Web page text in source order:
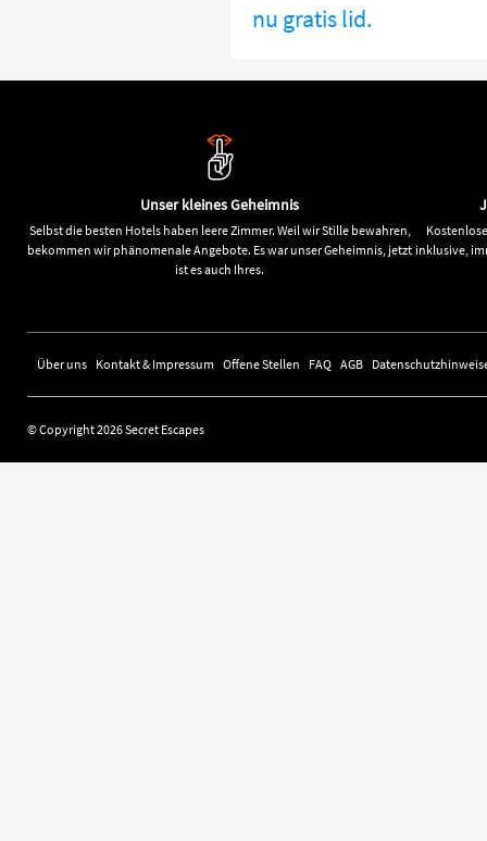
nu gratis lid.
Unser kleines Geheimnis
Selbst die besten Hotels haben leere Zimmer. Weil wir Stille bewahren,
bekommen wir phänomenale Angebote. Es war unser Geheimnis, jetzt
ist es auch Ihres.
inklusive,
Über uns Kontakt & Impressum Offene Stellen FAQ AGB
© Copyright 2026 Secret Escapes